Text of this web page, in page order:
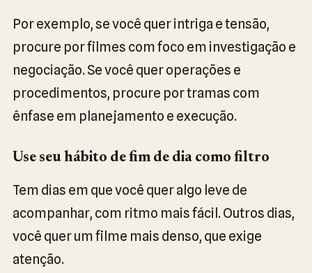
Por exemplo, se você quer intriga e tensão,
procure por filmes com foco em investigação e
negociação. Se você quer operações e
procedimentos, procure por tramas com
ênfase em planejamento e execução.
Use seu hábito de fim de dia como filtro
Tem dias em que você quer algo leve de
acompanhar, com ritmo mais fácil. Outros dias,
você quer um filme mais denso, que exige
atenção.